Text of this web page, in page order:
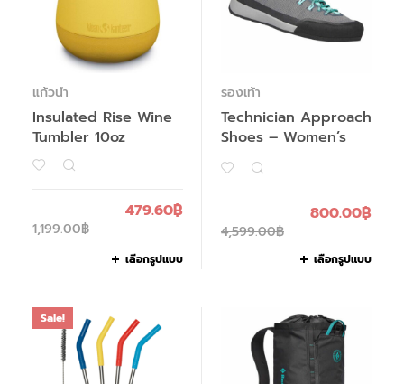
แก้วน้ำ
Insulated Rise Wine
Tumbler 10oz
1,199.00฿
479.60฿
เลือกรูปแบบ
รองเท้า
Technician Approach
Shoes – Women’s
4,599.00฿
800.00฿
เลือกรูปแบบ
Sale!